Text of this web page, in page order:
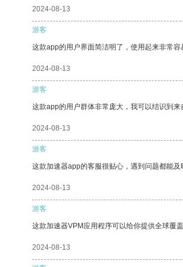
2024-08-13
游客
这款app的用户界面简洁明了，使用起来非常
2024-08-13
游客
这款app的用户群体非常庞大，我可以结识到来
2024-08-13
游客
这款加速器app的客服很贴心，遇到问题都能及
2024-08-13
游客
这款加速器VPM应用程序可以给你提供全球覆
2024-08-13